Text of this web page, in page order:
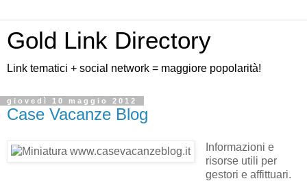
Gold Link Directory
Link tematici + social network = maggiore popolarità!
giovedì 10 maggio 2012
Case Vacanze Blog
Informazioni e
risorse utili per
gestori e affittuari.